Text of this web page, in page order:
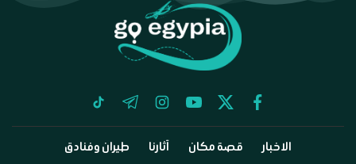
facebook
twitter
youtube
instagram
telegram
tiktok
الاخبار قصة مكان آثارنا طيران وفنادق